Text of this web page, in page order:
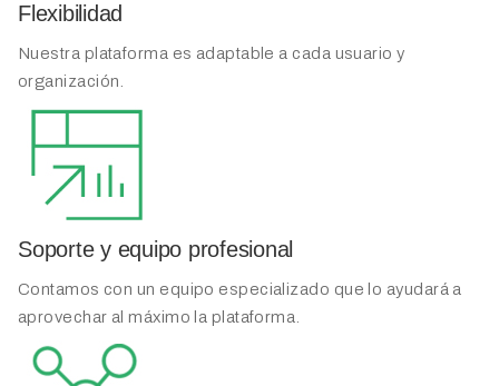
Flexibilidad
Nuestra plataforma es adaptable a cada usuario y
organización.
Soporte y equipo profesional
Contamos con un equipo especializado que lo ayudará a
aprovechar al máximo la plataforma.